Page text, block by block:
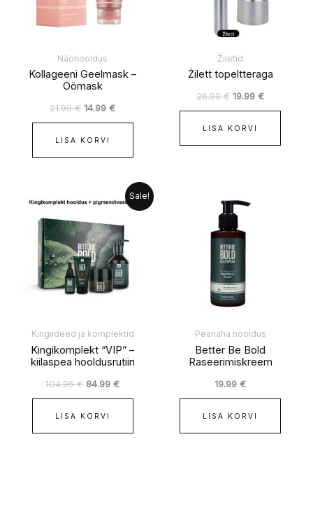
Näohooldus
Kollageeni Geelmask –
Öömask
21.99€ 14.99€
LISA KORVI
Žiletid
Žilett topeltteraga
26.99€ 19.99€
LISA KORVI
Sale!
Kingiideed ja komplektid
Kingikomplekt “VIP” –
kiilaspea hooldusrutiin
104.95€
hind
104.95 €.
84.99€
Praegune
hind
84.99 €.
LISA KORVI
Peanaha hooldus
Better Be Bold
Raseerimiskreem
19.99€
LISA KORVI